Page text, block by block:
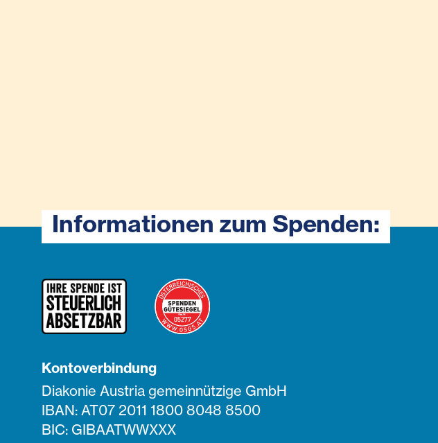
Informationen zum Spenden:
Kontoverbindung
Diakonie Austria gemeinnützige GmbH
IBAN: AT07 2011 1800 8048 8500
BIC: GIBAATWWXXX